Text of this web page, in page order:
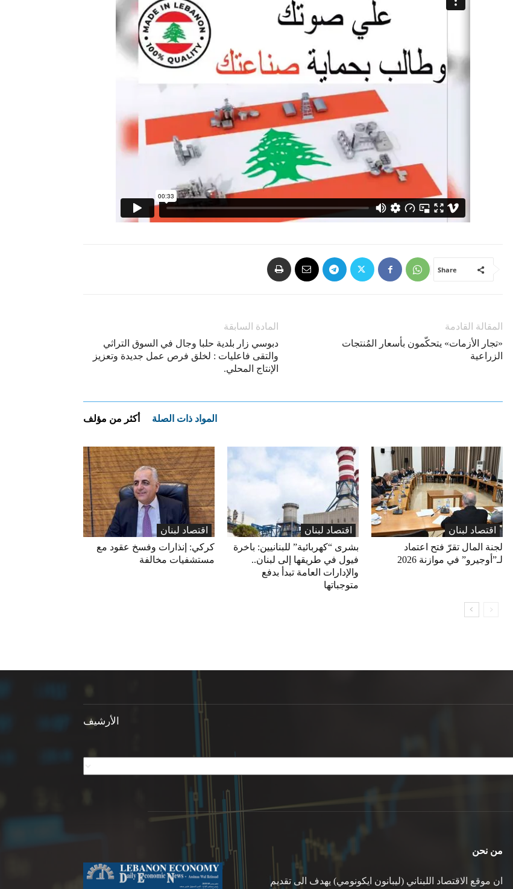
Share
المادة السابقة
دبوسي زار بلدية حلبا وجال في السوق التراثي
والتقى فاعليات : لخلق فرص عمل جديدة وتعزيز
الإنتاج المحلي.
المقالة القادمة
«تجار الأزمات» يتحكّمون بأسعار المُنتجات
الزراعية
المواد ذات الصلة أكثر من مؤلف
اقتصاد لبنان
كركي: إنذارات وفسخ عقود مع
مستشفيات مخالفة
اقتصاد لبنان
بشرى “كهربائية” للبنانيين: باخرة
فيول في طريقها إلى لبنان..
والإدارات العامة تبدأ بدفع
متوجباتها
اقتصاد لبنان
لجنة المال تقرّ فتح اعتماد
لـ”أوجيرو” في موازنة 2026
الأرشيف
من نحن
ان موقع الاقتصاد اللبناني (ليبانون ايكونومي) يهدف الى تقديم